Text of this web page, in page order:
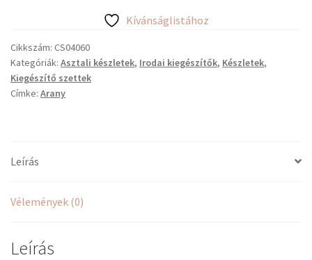
készlet
arany
színben
mennyiség
Kívánságlistához
Cikkszám: CS04060
Kategóriák: Asztali készletek, Irodai kiegészítők, Készletek,
Kiegészítő szettek
Címke: Arany
Leírás
Vélemények (0)
Leírás